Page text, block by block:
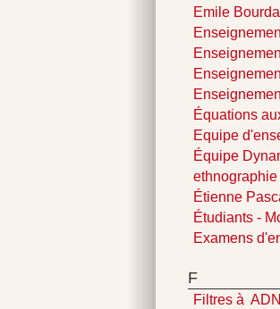
Emile
Équations
Equipe
Équipe
ethnographie
Étienne
Étudiants -
Examens
F
Filtres à